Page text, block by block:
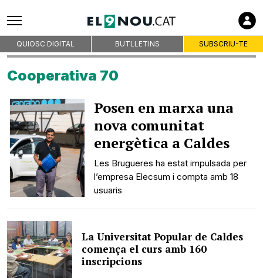
Qui som
Codi deontològic
Premis
Contacte
Avís legal
Política de privacitat
Política de cookies
RSS
QUIOSC DIGITAL BUTLLETINS SUBSCRIU-TE
Cooperativa 70
Posen en marxa una
nova comunitat
energètica a Caldes
Les Brugueres ha estat impulsada per
l’empresa Elecsum i compta amb 18
usuaris
La Universitat Popular de Caldes
comença el curs amb 160
inscripcions